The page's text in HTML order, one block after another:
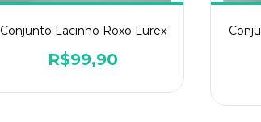
Conjunto Lacinho Roxo Lurex
R$99,90